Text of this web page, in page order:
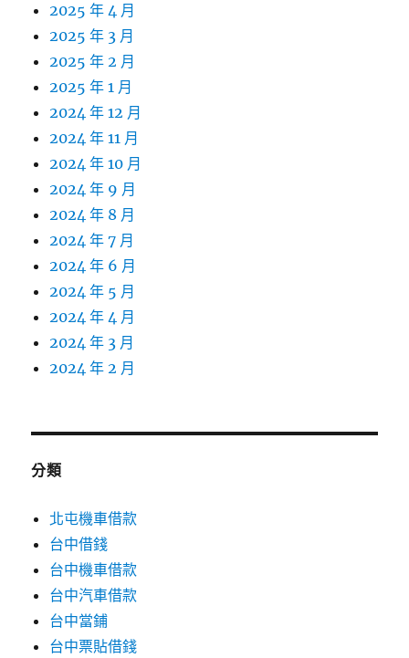
2025 年 4 月
2025 年 3 月
2025 年 2 月
2025 年 1 月
2024 年 12 月
2024 年 11 月
2024 年 10 月
2024 年 9 月
2024 年 8 月
2024 年 7 月
2024 年 6 月
2024 年 5 月
2024 年 4 月
2024 年 3 月
2024 年 2 月
分類
北屯機車借款
台中借錢
台中機車借款
台中汽車借款
台中當鋪
台中票貼借錢